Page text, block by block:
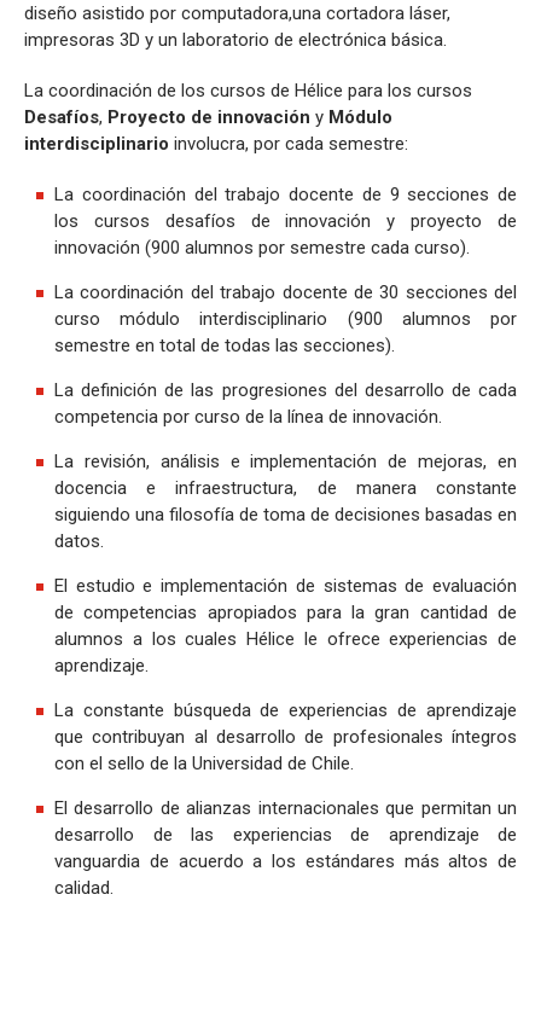
diseño asistido por computadora,una cortadora láser,
impresoras 3D y un laboratorio de electrónica básica.
La coordinación de los cursos de Hélice para los cursos
Desafíos, Proyecto de innovación y Módulo
interdisciplinario involucra, por cada semestre:
La coordinación del trabajo docente de 9 secciones de
los cursos desafíos de innovación y proyecto de
innovación (900 alumnos por semestre cada curso).
La coordinación del trabajo docente de 30 secciones del
curso módulo interdisciplinario (900 alumnos por
semestre en total de todas las secciones).
La definición de las progresiones del desarrollo de cada
competencia por curso de la línea de innovación.
La revisión, análisis e implementación de mejoras, en
docencia e infraestructura, de manera constante
siguiendo una filosofía de toma de decisiones basadas en
datos.
El estudio e implementación de sistemas de evaluación
de competencias apropiados para la gran cantidad de
alumnos a los cuales Hélice le ofrece experiencias de
aprendizaje.
La constante búsqueda de experiencias de aprendizaje
que contribuyan al desarrollo de profesionales íntegros
con el sello de la Universidad de Chile.
El desarrollo de alianzas internacionales que permitan un
desarrollo de las experiencias de aprendizaje de
vanguardia de acuerdo a los estándares más altos de
calidad.